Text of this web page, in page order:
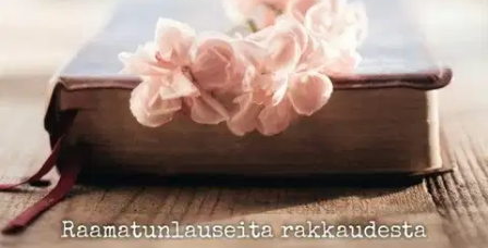
Ominaisuudet
Oletko tyytyväinen tuotetietoihin?
Ovatko tuotetiedot riittävät? Jos tuotetiedoissa on puutteita tai niitä
voisi muuten parantaa, anna palautetta.